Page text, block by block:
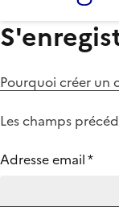
Pourquoi créer un
Les champs
Adresse email*